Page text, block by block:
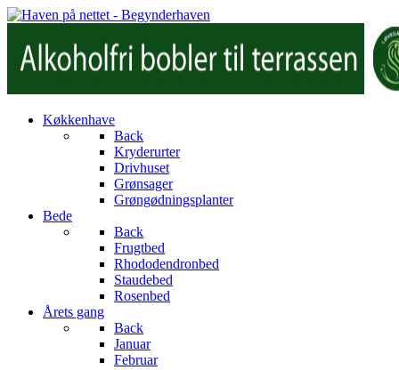
Køkkenhave
Back
Kryderurter
Drivhuset
Grønsager
Grøngødningsplanter
Bede
Back
Frugtbed
Rhododendronbed
Staudebed
Rosenbed
Årets gang
Back
Januar
Februar